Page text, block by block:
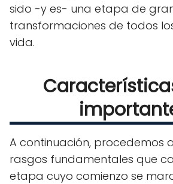
sido -y es- una etapa de
transformaciones de todos
vida.
A continuación, procedemos
rasgos fundamentales que
etapa cuyo comienzo se